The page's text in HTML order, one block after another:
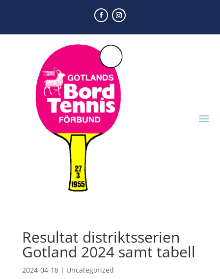
Resultat distriktsserien
Gotland 2024 samt tabell
2024-04-18| Uncategorized